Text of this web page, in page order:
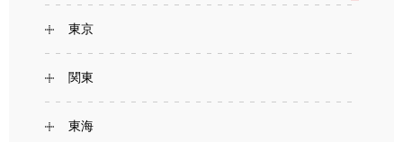
東京
関東
東海